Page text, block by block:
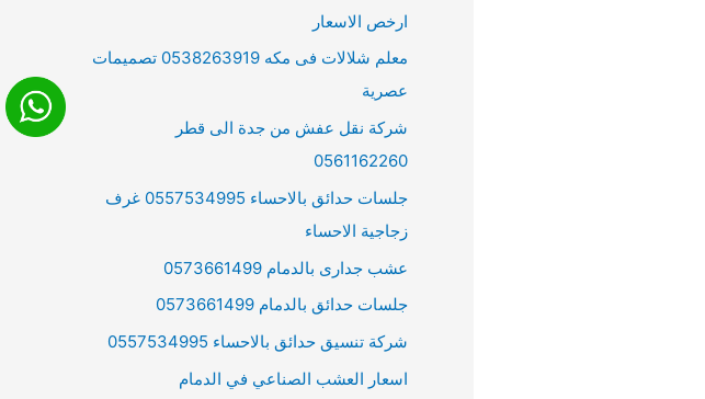
ارخص الاسعار
معلم شلالات فى مكه 0538263919 تصميمات
عصرية
شركة نقل عفش من جدة الى قطر
0561162260
جلسات حدائق بالاحساء 0557534995 غرف
زجاجية الاحساء
عشب جدارى بالدمام 0573661499
جلسات حدائق بالدمام 0573661499
شركة تنسيق حدائق بالاحساء 0557534995
اسعار العشب الصناعي في الدمام